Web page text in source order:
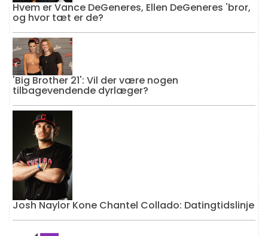
Hvem er Vance DeGeneres, Ellen DeGeneres 'bror,
og hvor tæt er de?
'Big Brother 21': Vil der være nogen
tilbagevendende dyrlæger?
Josh Naylor Kone Chantel Collado: Datingtidslinje